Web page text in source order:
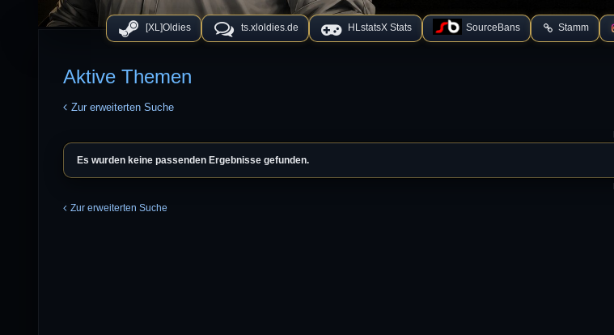
[XL]Oldies ts.xloldies.de HLstatsX Stats SourceBans Stamm
Aktive Themen
Zur erweiterten Suche
Es wurden keine passenden Ergebnisse gefunden.
Zur erweiterten Suche